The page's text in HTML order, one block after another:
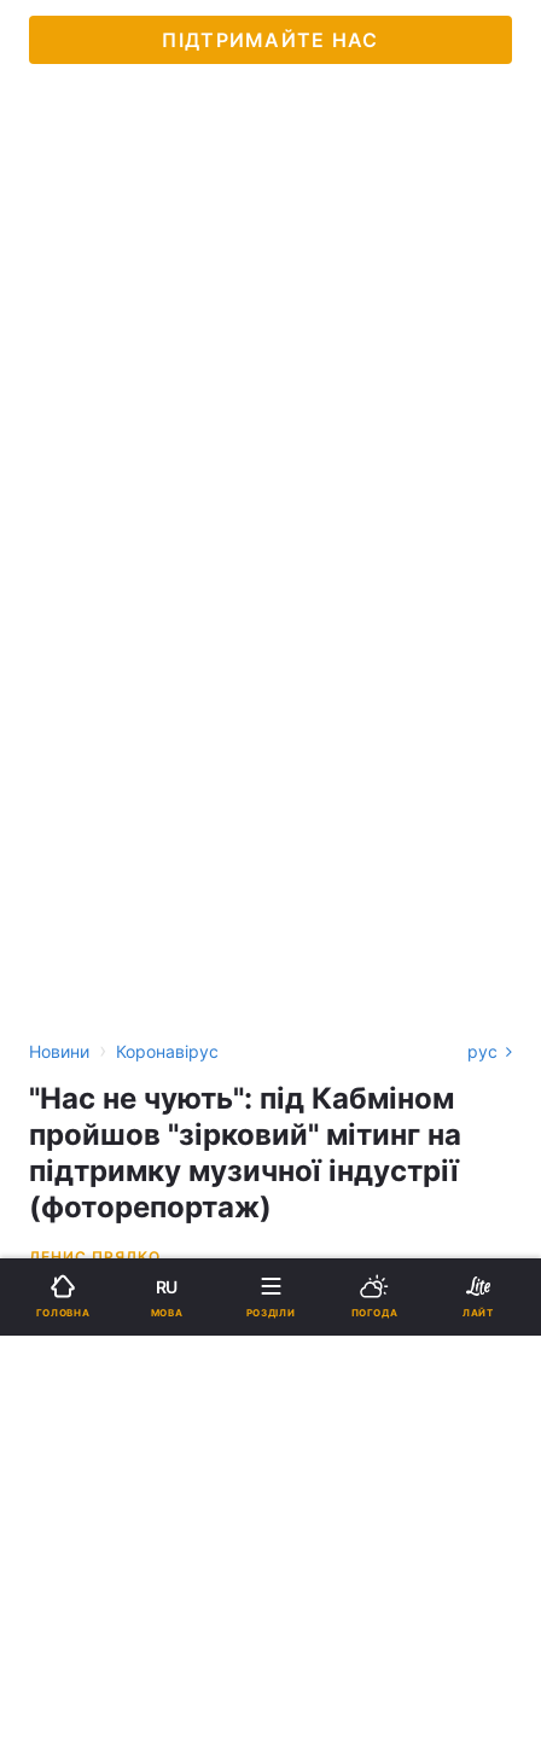
ПІДТРИМАЙТЕ НАС
Новини › Коронавірус рус
"Нас не чують": під Кабміном
пройшов "зірковий" мітинг на
підтримку музичної індустрії
(фоторепортаж)
ДЕНИС ПРЯДКО
17:10, 03.09.20
ГОЛОВНА
RU
МОВА РОЗДІЛИ ПОГОДА ЛАЙТ